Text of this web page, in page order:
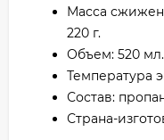
Масса
220 г.
Объем: 520 мл.
Температура
Состав:
Страна-